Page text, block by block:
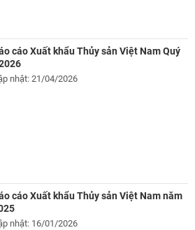
cáo Xuất khẩu Thủy sản Việt Nam Quý
nhật: 21/04/2026
cáo Xuất khẩu Thủy sản Việt Nam năm
nhật: 16/01/2026